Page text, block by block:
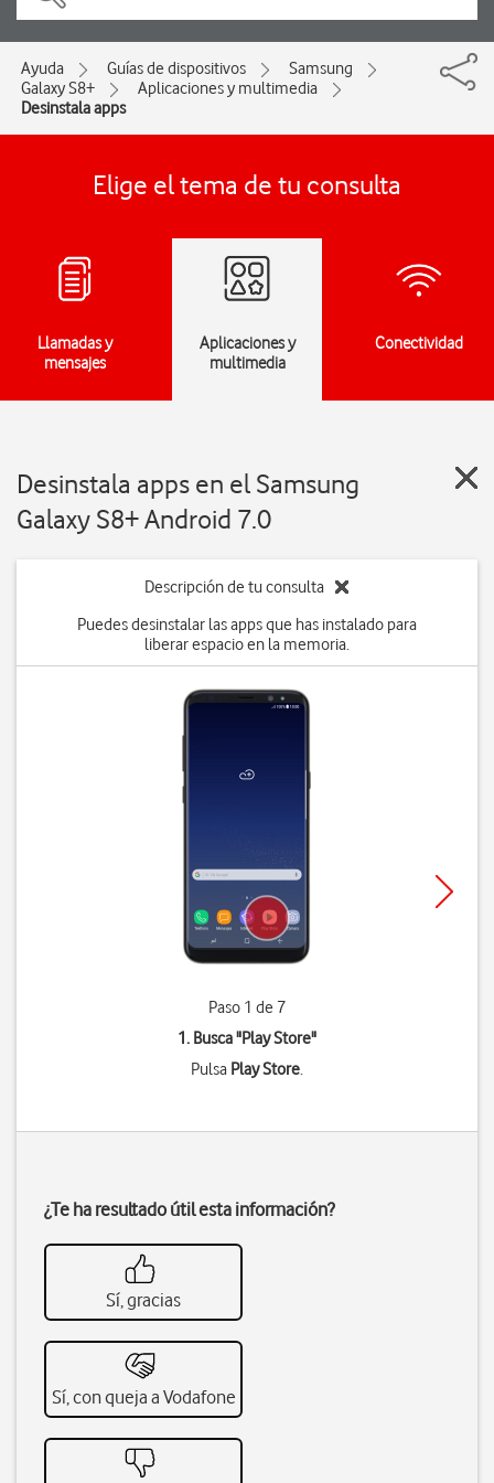
Ayuda Guías de dispositivos
Samsung
Galaxy S8+
Aplicaciones y multimedia
Desinstala apps
Elige el tema de tu consulta
Llamadas y
mensajes
Aplicaciones y
multimedia
Conectividad
Desinstala apps en el Samsung
Galaxy S8+ Android 7.0
Descripción de tu consulta
Puedes desinstalar las apps que has instalado para
liberar espacio en la memoria.
Paso 1 de 7
1. Busca "Play Store"
Pulsa Play Store.
¿Te ha resultado útil esta información?
Sí, gracias
Sí, con queja a Vodafone